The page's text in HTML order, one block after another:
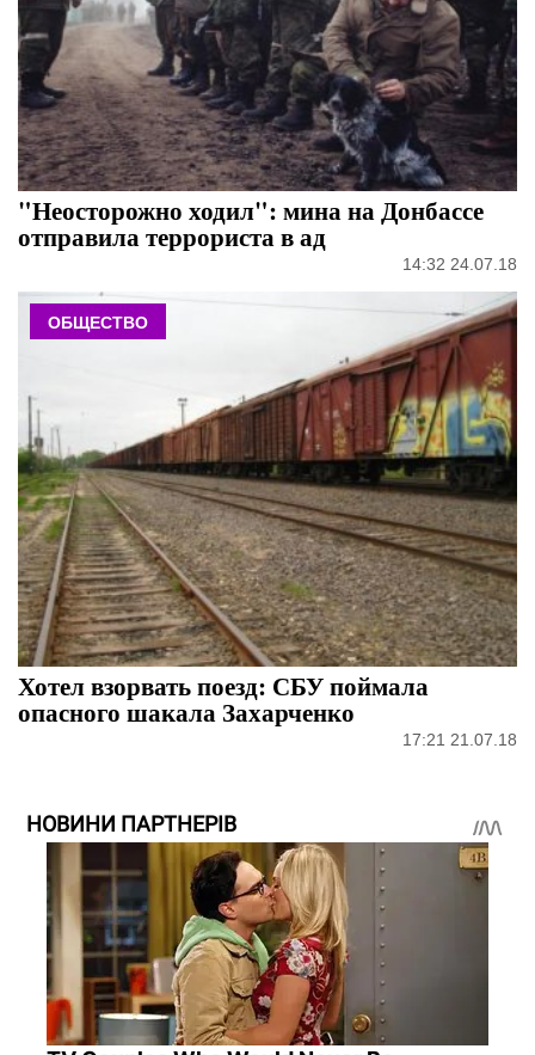
"Неосторожно ходил": мина на Донбассе
отправила террориста в ад
14:32 24.07.18
ОБЩЕСТВО
Хотел взорвать поезд: СБУ поймала
опасного шакала Захарченко
17:21 21.07.18
НОВИНИ ПАРТНЕРІВ